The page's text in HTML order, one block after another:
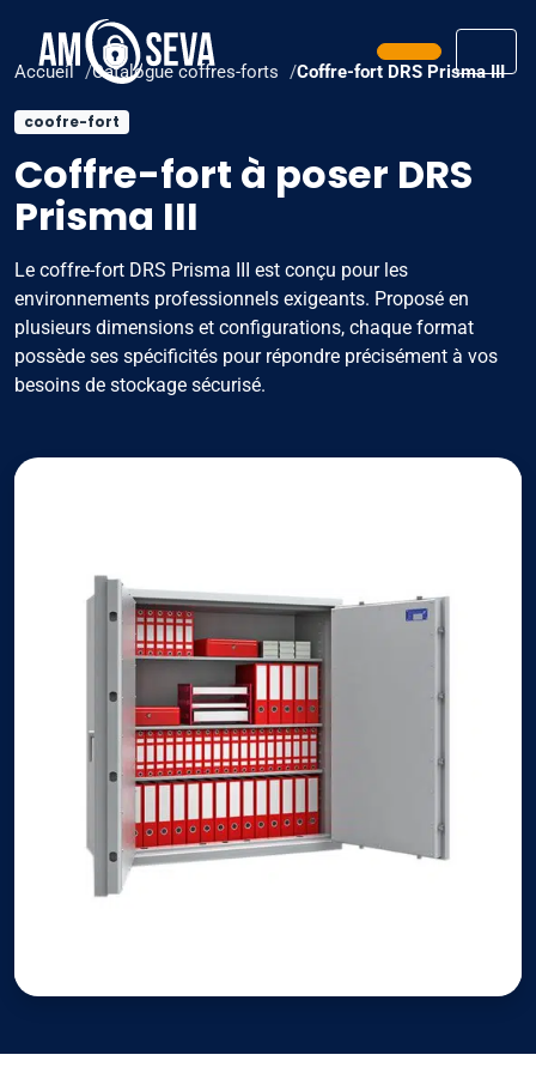
Prendre
Accueil Catalogue coffres-forts Coffre-fort DRS Prisma III
coofre-fort
Coffre-fort à poser DRS
Prisma III
Le coffre-fort DRS Prisma III est conçu pour les
environnements professionnels exigeants. Proposé en
plusieurs dimensions et configurations, chaque format
possède ses spécificités pour répondre précisément à vos
besoins de stockage sécurisé.